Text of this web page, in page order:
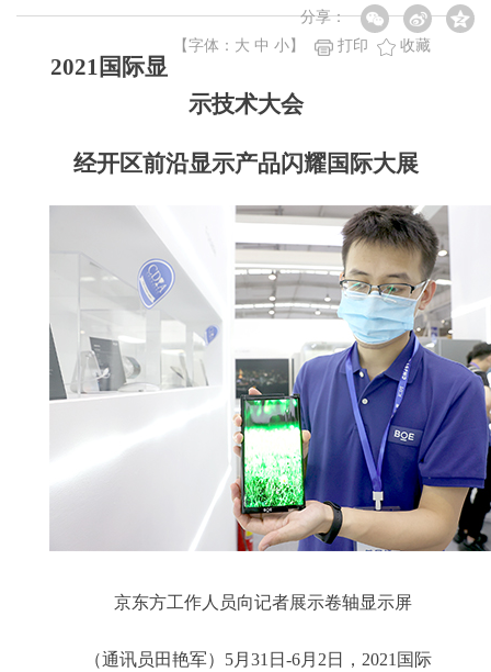
分享：
【字体： 大 中 小 】 打印 收藏
2021国际显
示技术大会
经开区前沿显示产品闪耀国际大展
京东方工作人员向记者展示卷轴显示屏
（通讯员田艳军）5月31日-6月2日，2021国际